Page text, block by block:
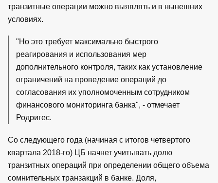
транзитные операции можно выявлять и в нынешних
условиях.
"Но это требует максимально быстрого
реагирования и использования мер
дополнительного контроля, таких как установление
ограничений на проведение операций до
согласования их уполномоченным сотрудником
финансового мониторинга банка", - отмечает
Родригес.
Со следующего года (начиная с итогов четвертого
квартала 2018-го) ЦБ начнет учитывать долю
транзитных операций при определении общего объема
сомнительных транзакций в банке. Доля,